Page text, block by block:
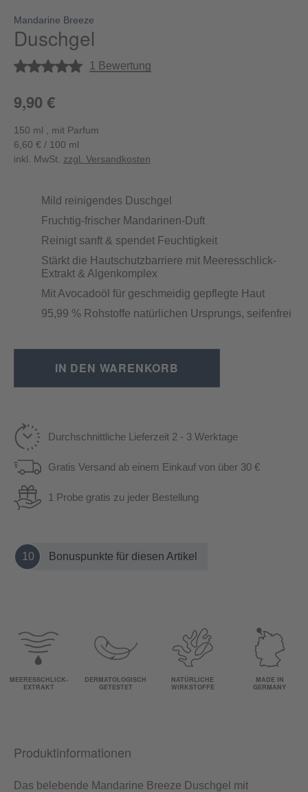
9,90 €
150 ml , mit Parfum
6,60 € / 100 ml
inkl. MwSt. zzgl. Versandkosten
Mild reinigendes Duschgel
Fruchtig-frischer Mandarinen-Duft
Reinigt sanft & spendet Feuchtigkeit
Stärkt die Hautschutzbarriere mit Meeresschlick-
Extrakt & Algenkomplex
Mit Avocadoöl für geschmeidig gepflegte Haut
95,99 % Rohstoffe natürlichen Ursprungs, seifenfrei
Mandarine Breeze
Duschgel
Durchschnittliche Bewertung von 5 von 5 Sternen
1 Bewertung
IN DEN WARENKORB
Durchschnittliche Lieferzeit 2 - 3 Werktage
Gratis Versand ab einem Einkauf von über 30 €
1 Probe gratis zu jeder Bestellung
10 Bonuspunkte für diesen Artikel
MEERESSCHLICK-
EXTRAKT
DERMATOLOGISCH
GETESTET
NATÜRLICHE
WIRKSTOFFE
MADE IN
GERMANY
Produktinformationen
Das belebende Mandarine Breeze Duschgel mit